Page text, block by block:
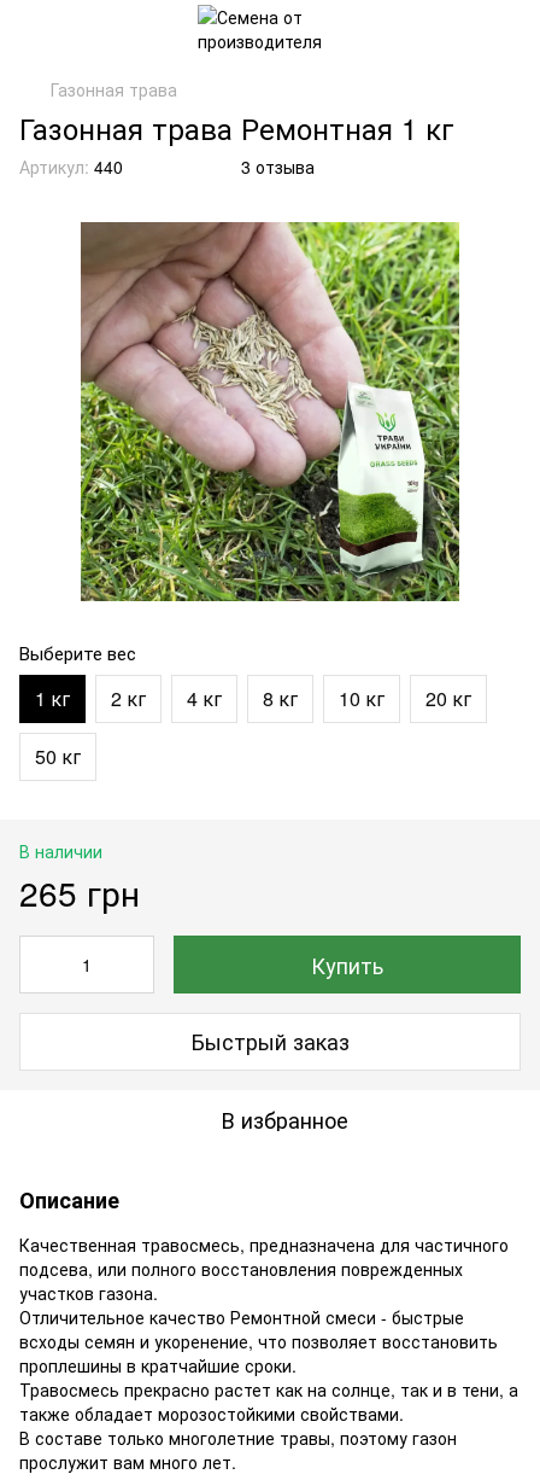
Газонная трава
Газонная трава Ремонтная 1 кг
Артикул: 440 3 отзыва
Выберите вес
1 кг 2 кг 4 кг 8 кг 10 кг 20 кг
50 кг
В наличии
265 грн
Купить
Быстрый заказ
В избранное
Описание
Качественная травосмесь, предназначена для частичного
подсева, или полного восстановления поврежденных
участков газона.
Отличительное качество Ремонтной смеси - быстрые
всходы семян и укоренение, что позволяет восстановить
проплешины в кратчайшие сроки.
Травосмесь прекрасно растет как на солнце, так и в тени, а
также обладает морозостойкими свойствами.
В составе только многолетние травы, поэтому газон
прослужит вам много лет.